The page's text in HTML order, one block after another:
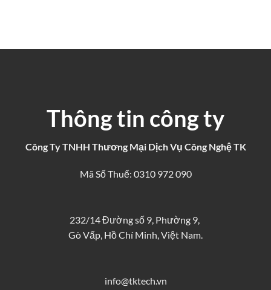
Thông tin công ty
Công Ty TNHH Thương Mại Dịch Vụ Công Nghệ TK
Mã Số Thuế: 0310 972 090
232/14 Đường số 9, Phường 9,
Gò Vấp, Hồ Chí Minh, Việt Nam.
info@tktech.vn